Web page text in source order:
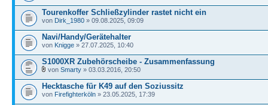
Tourenkoffer Schließzylinder rastet nicht ein
von Dirk_1980 » 09.08.2025, 09:09
Navi/Handy/Gerätehalter
von Knigge » 27.07.2025, 10:40
S1000XR Zubehörscheibe - Zusammenfassung
von Smarty » 03.03.2016, 20:50
Hecktasche für K49 auf den Soziussitz
von Firefighterköln » 23.05.2025, 17:39